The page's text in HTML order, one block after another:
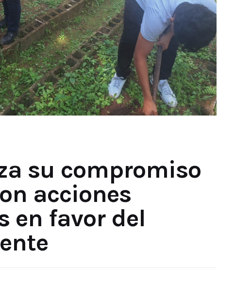
su compromiso
acciones
en favor del